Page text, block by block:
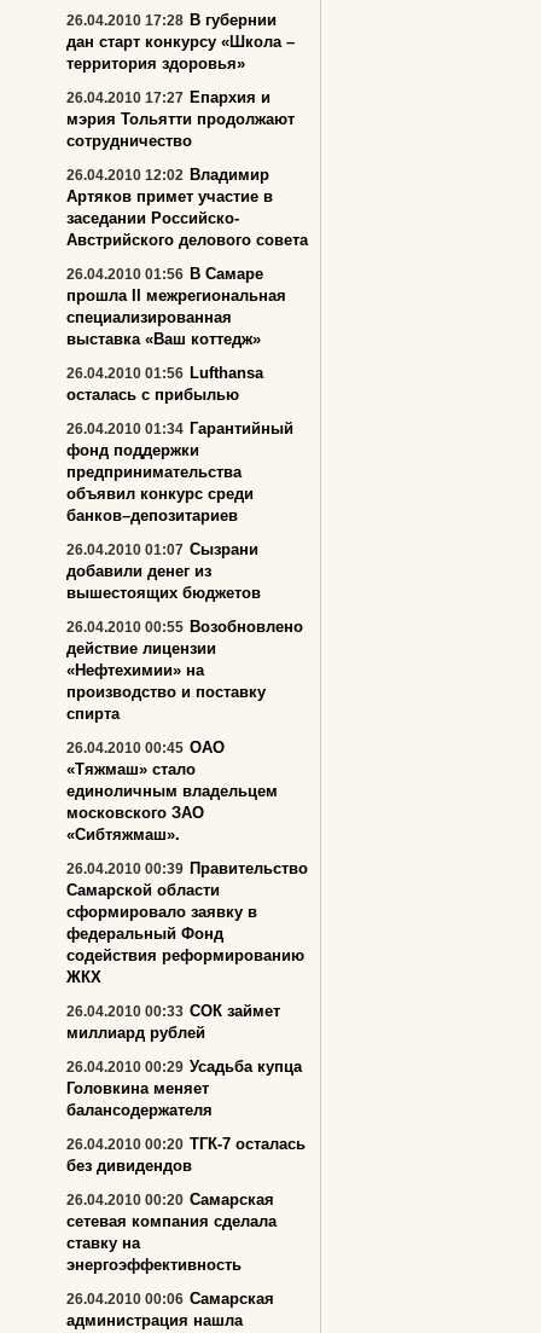
26.04.2010 17:28 В губернии
дан старт конкурсу «Школа –
территория здоровья»
26.04.2010 17:27 Епархия и
мэрия Тольятти продолжают
сотрудничество
26.04.2010 12:02 Владимир
Артяков примет участие в
заседании Российско-
Австрийского делового совета
26.04.2010 01:56 В Самаре
прошла II межрегиональная
специализированная
выставка «Ваш коттедж»
26.04.2010 01:56 Lufthansa
осталась с прибылью
26.04.2010 01:34 Гарантийный
фонд поддержки
предпринимательства
объявил конкурс среди
банков–депозитариев
26.04.2010 01:07 Сызрани
добавили денег из
вышестоящих бюджетов
26.04.2010 00:55 Возобновлено
действие лицензии
«Нефтехимии» на
производство и поставку
спирта
26.04.2010 00:45 ОАО
«Тяжмаш» стало
единоличным владельцем
московского ЗАО
«Сибтяжмаш».
26.04.2010 00:39 Правительство
Самарской области
сформировало заявку в
федеральный Фонд
содействия реформированию
ЖКХ
26.04.2010 00:33 СОК займет
миллиард рублей
26.04.2010 00:29 Усадьба купца
Головкина меняет
балансодержателя
26.04.2010 00:20 ТГК-7 осталась
без дивидендов
26.04.2010 00:20 Самарская
сетевая компания сделала
ставку на
энергоэффективность
26.04.2010 00:06 Самарская
администрация нашла